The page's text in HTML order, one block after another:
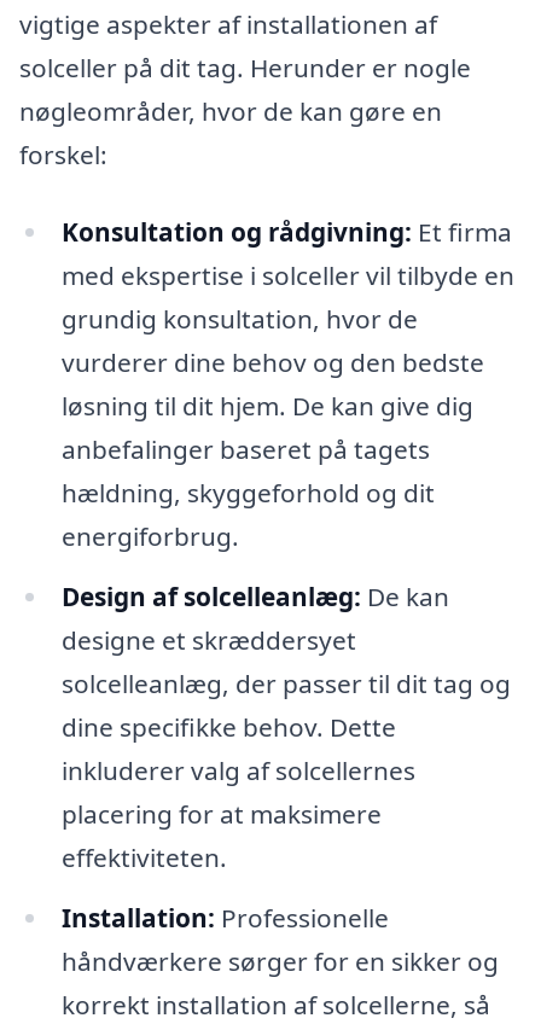
vigtige aspekter af installationen af
solceller på dit tag. Herunder er nogle
nøgleområder, hvor de kan gøre en
forskel:
Konsultation og rådgivning: Et firma
med ekspertise i solceller vil tilbyde en
grundig konsultation, hvor de
vurderer dine behov og den bedste
løsning til dit hjem. De kan give dig
anbefalinger baseret på tagets
hældning, skyggeforhold og dit
energiforbrug.
Design af solcelleanlæg: De kan
designe et skræddersyet
solcelleanlæg, der passer til dit tag og
dine specifikke behov. Dette
inkluderer valg af solcellernes
placering for at maksimere
effektiviteten.
Installation: Professionelle
håndværkere sørger for en sikker og
korrekt installation af solcellerne, så